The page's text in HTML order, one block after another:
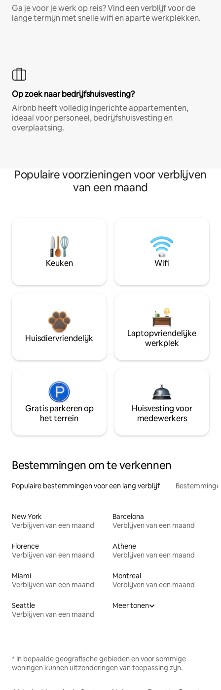
Ga je voor je werk op reis? Vind een verblijf voor de
lange termijn met snelle wifi en aparte werkplekken.
Op zoek naar bedrijfshuisvesting?
Airbnb heeft volledig ingerichte appartementen,
ideaal voor personeel, bedrijfshuisvesting en
overplaatsing.
Populaire voorzieningen voor verblijven
van een maand
Keuken Wifi
Huisdiervriendelijk
Laptopvriendelijke
werkplek
Gratis parkeren op
het terrein
Huisvesting voor
medewerkers
Bestemmingen om te verkennen
Populaire bestemmingen voor een lang verblijf
New York
Verblijven van een maand
Barcelona
Verblijven van een maand
Florence
Verblijven van een maand
Athene
Verblijven van een maand
Miami
Verblijven van een maand
Montreal
Verblijven van een maand
Seattle
Verblijven van een maand
Meer tonen
* In bepaalde geografische gebieden en voor sommige
woningen kunnen uitzonderingen van toepassing zijn.